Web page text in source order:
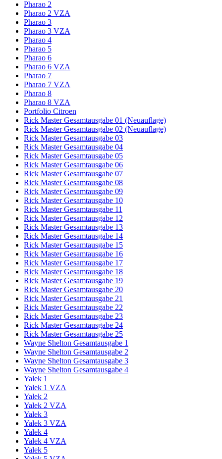
Pharao 2
Pharao 2 VZA
Pharao 3
Pharao 3 VZA
Pharao 4
Pharao 5
Pharao 6
Pharao 6 VZA
Pharao 7
Pharao 7 VZA
Pharao 8
Pharao 8 VZA
Portfolio Citroen
Rick Master Gesamtausgabe 01 (Neuauflage)
Rick Master Gesamtausgabe 02 (Neuauflage)
Rick Master Gesamtausgabe 03
Rick Master Gesamtausgabe 04
Rick Master Gesamtausgabe 05
Rick Master Gesamtausgabe 06
Rick Master Gesamtausgabe 07
Rick Master Gesamtausgabe 08
Rick Master Gesamtausgabe 09
Rick Master Gesamtausgabe 10
Rick Master Gesamtausgabe 11
Rick Master Gesamtausgabe 12
Rick Master Gesamtausgabe 13
Rick Master Gesamtausgabe 14
Rick Master Gesamtausgabe 15
Rick Master Gesamtausgabe 16
Rick Master Gesamtausgabe 17
Rick Master Gesamtausgabe 18
Rick Master Gesamtausgabe 19
Rick Master Gesamtausgabe 20
Rick Master Gesamtausgabe 21
Rick Master Gesamtausgabe 22
Rick Master Gesamtausgabe 23
Rick Master Gesamtausgabe 24
Rick Master Gesamtausgabe 25
Wayne Shelton Gesamtausgabe 1
Wayne Shelton Gesamtausgabe 2
Wayne Shelton Gesamtausgabe 3
Wayne Shelton Gesamtausgabe 4
Yalek 1
Yalek 1 VZA
Yalek 2
Yalek 2 VZA
Yalek 3
Yalek 3 VZA
Yalek 4
Yalek 4 VZA
Yalek 5